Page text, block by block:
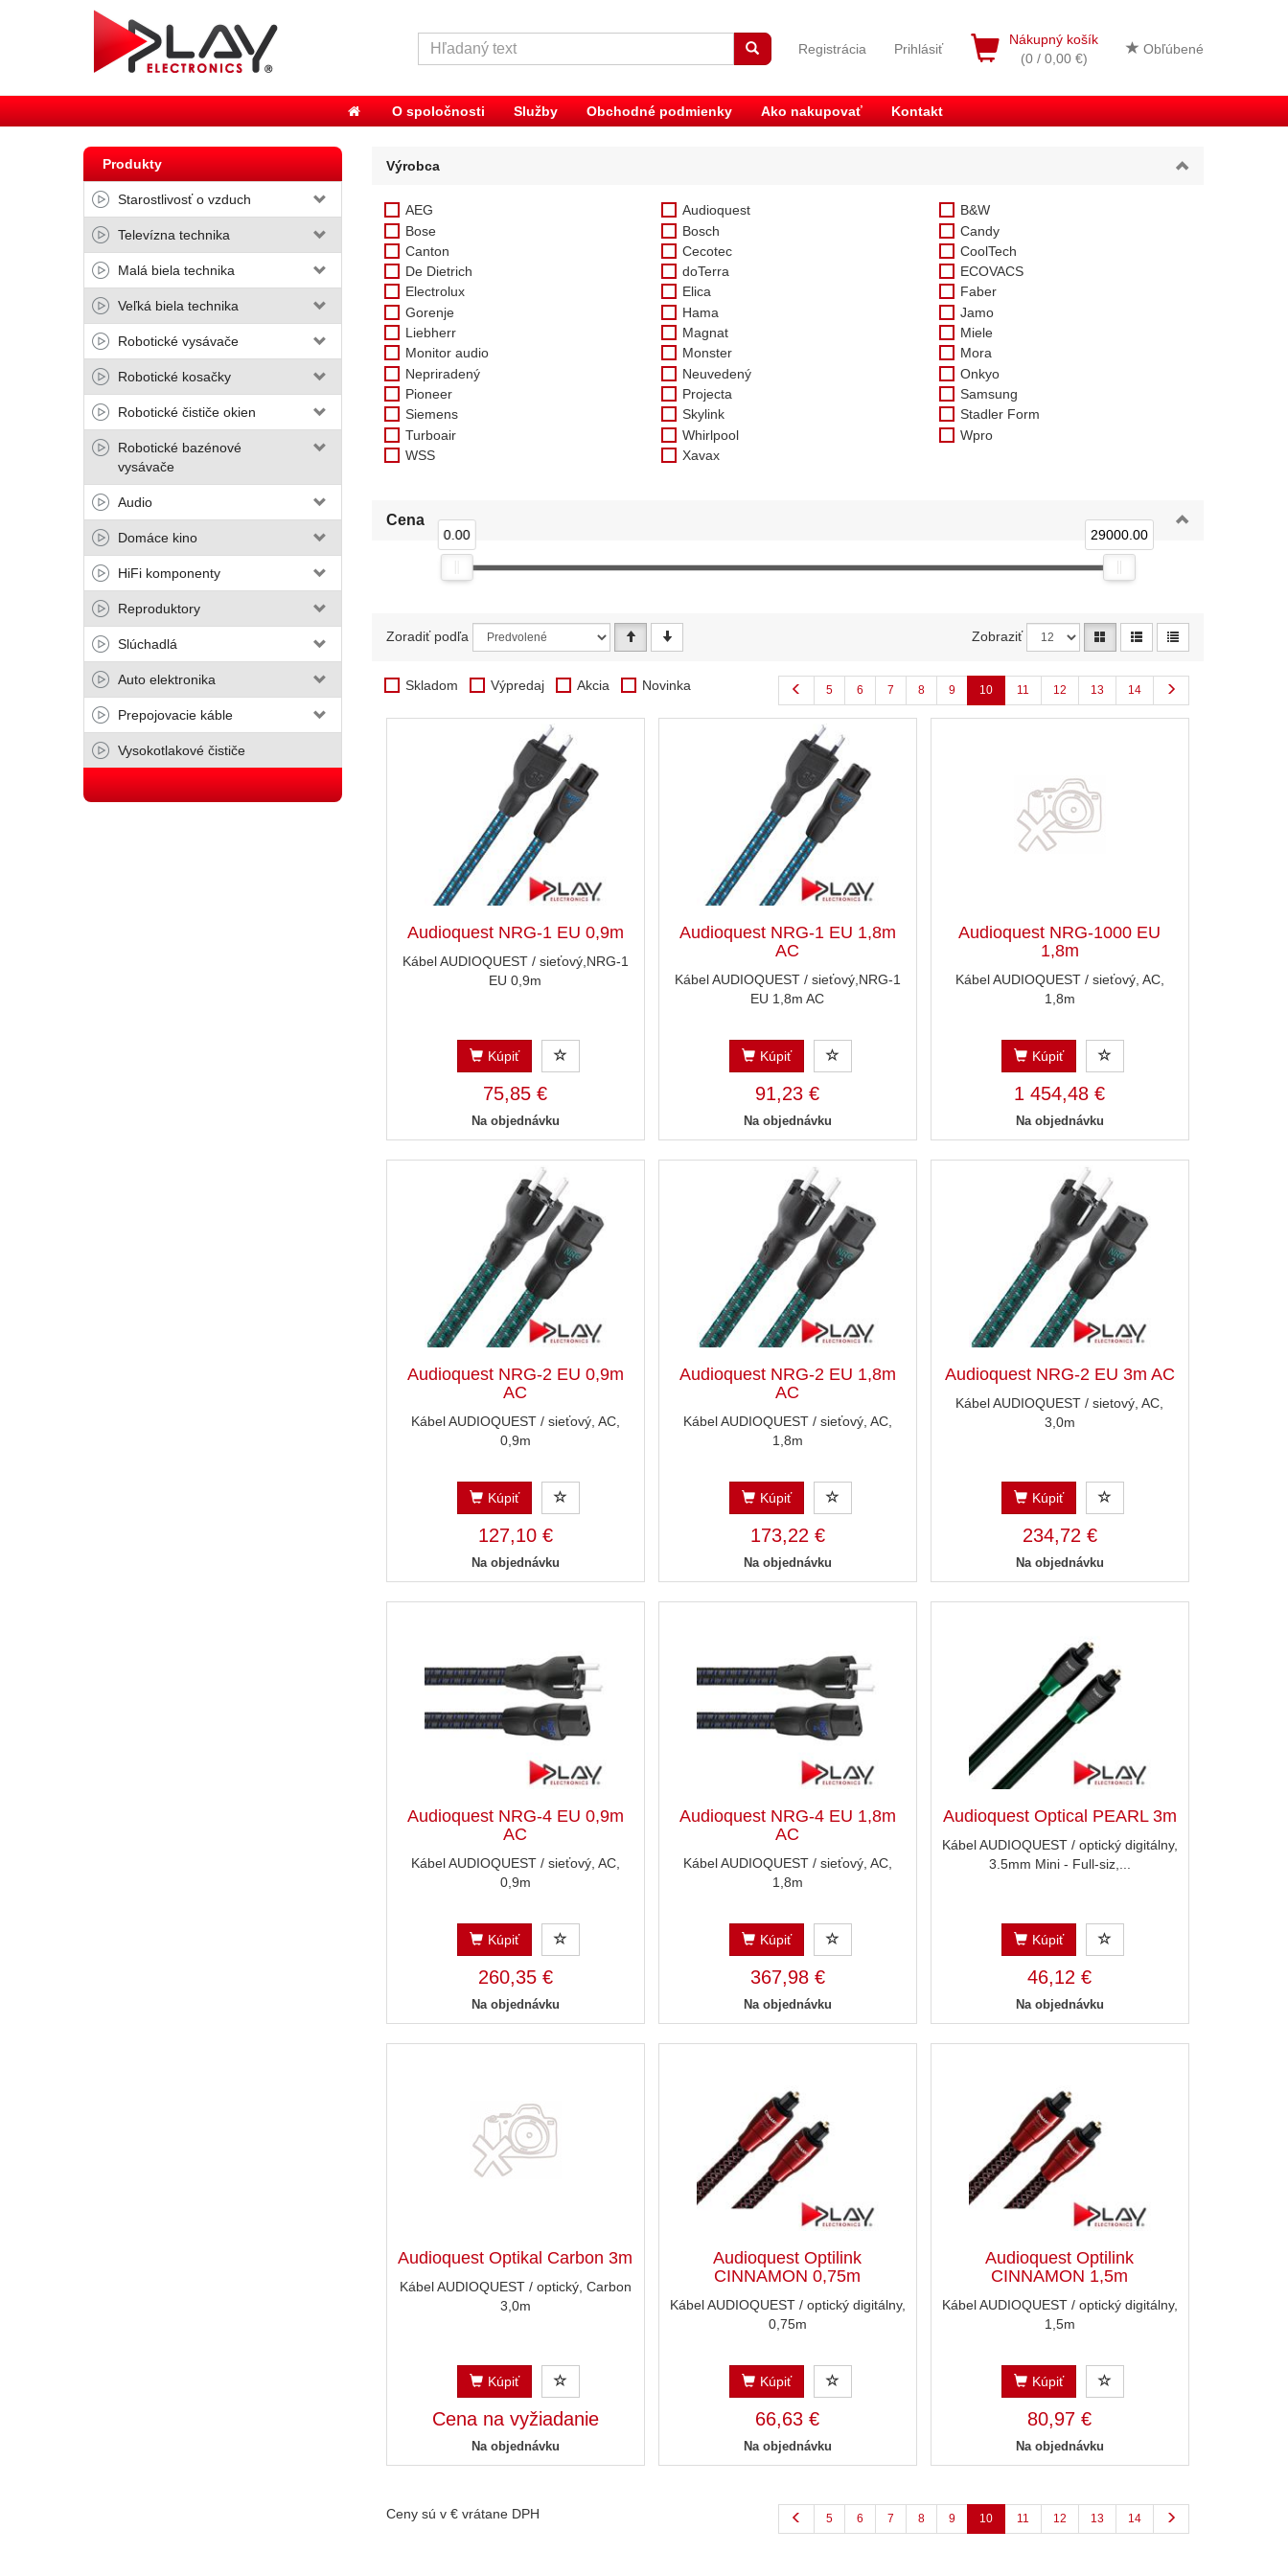
Nákupný košík
(0 / 0,00 €)
Obľúbené
Registrácia Prihlásiť
O spoločnosti Služby Obchodné podmienky Ako nakupovať Kontakt
Produkty
Starostlivosť o vzduch
Televízna technika
Malá biela technika
Veľká biela technika
Robotické vysávače
Robotické kosačky
Robotické čističe okien
Robotické bazénové
vysávače
Audio
Domáce kino
HiFi komponenty
Reproduktory
Slúchadlá
Auto elektronika
Prepojovacie káble
Vysokotlakové čističe
Výrobca
AEG Audioquest
B&W
Bose
Bosch
Candy
Canton
Cecotec
CoolTech
De Dietrich
doTerra
ECOVACS
Electrolux
Elica
Faber
Gorenje
Hama
Jamo
Liebherr
Magnat
Miele
Monitor audio
Monster
Mora
Nepriradený
Neuvedený
Onkyo
Pioneer
Projecta
Samsung
Siemens
Skylink
Stadler Form
Turboair
Whirlpool
Wpro
WSS
Xavax
Cena
0.00 29000.00
Zoradiť podľa Zobraziť
Skladom Výpredaj Akcia Novinka 5 6 7 8 9 10 11 12 13 14
Audioquest NRG-1 EU 0,9m
Kábel AUDIOQUEST / sieťový,NRG-1
EU 0,9m
Kúpiť
75,85 €
Na objednávku
Audioquest NRG-1 EU 1,8m
AC
Kábel AUDIOQUEST / sieťový,NRG-1
EU 1,8m AC
Kúpiť
91,23 €
Na objednávku
Audioquest NRG-1000 EU
1,8m
Kábel AUDIOQUEST / sieťový, AC,
1,8m
Kúpiť
1 454,48 €
Na objednávku
Audioquest NRG-2 EU 0,9m
AC
Kábel AUDIOQUEST / sieťový, AC,
0,9m
Kúpiť
127,10 €
Na objednávku
Audioquest NRG-2 EU 1,8m
AC
Kábel AUDIOQUEST / sieťový, AC,
1,8m
Kúpiť
173,22 €
Na objednávku
Audioquest NRG-2 EU 3m AC
Kábel AUDIOQUEST / sietový, AC,
3,0m
Kúpiť
234,72 €
Na objednávku
Audioquest NRG-4 EU 0,9m
AC
Kábel AUDIOQUEST / sieťový, AC,
0,9m
Kúpiť
260,35 €
Na objednávku
Audioquest NRG-4 EU 1,8m
AC
Kábel AUDIOQUEST / sieťový, AC,
1,8m
Kúpiť
367,98 €
Na objednávku
Audioquest Optical PEARL 3m
Kábel AUDIOQUEST / optický digitálny,
3.5mm Mini - Full-siz,...
Kúpiť
46,12 €
Na objednávku
Audioquest Optikal Carbon 3m
Kábel AUDIOQUEST / optický, Carbon
3,0m
Kúpiť
Cena na vyžiadanie
Na objednávku
Audioquest Optilink
CINNAMON 0,75m
Kábel AUDIOQUEST / optický digitálny,
0,75m
Kúpiť
66,63 €
Na objednávku
Audioquest Optilink
CINNAMON 1,5m
Kábel AUDIOQUEST / optický digitálny,
1,5m
Kúpiť
80,97 €
Na objednávku
Ceny sú v € vrátane DPH 5 6 7 8 9 10 11 12 13 14